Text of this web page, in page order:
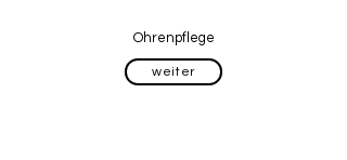
Ohrenpflege
weiter